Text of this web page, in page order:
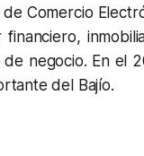
Comercio
negocio. En el
del Bajío.